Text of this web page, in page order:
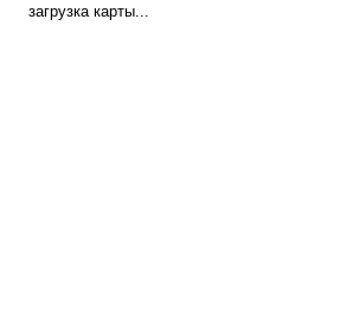
загрузка карты...